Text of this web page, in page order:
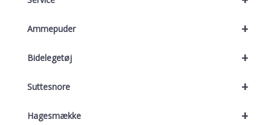
+
Ammepuder
+
Bidelegetøj
+
Suttesnore
+
Hagesmække